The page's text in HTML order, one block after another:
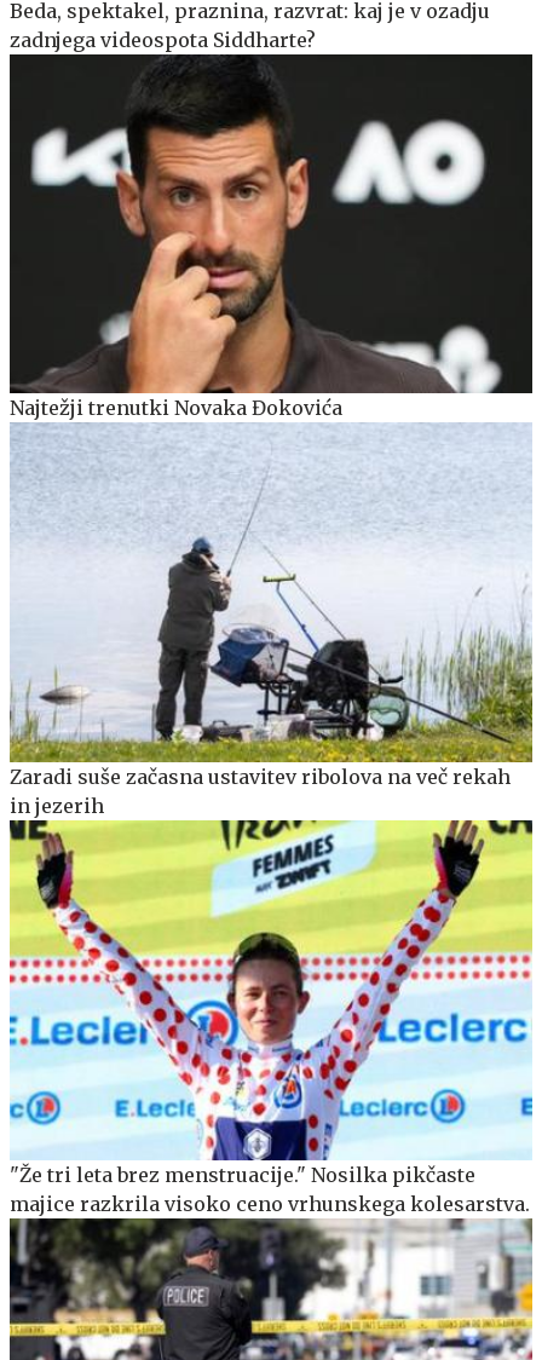
Beda, spektakel, praznina, razvrat: kaj je v ozadju
zadnjega videospota Siddharte?
Najtežji trenutki Novaka Đokovića
Zaradi suše začasna ustavitev ribolova na več rekah
in jezerih
"Že tri leta brez menstruacije." Nosilka pikčaste
majice razkrila visoko ceno vrhunskega kolesarstva.